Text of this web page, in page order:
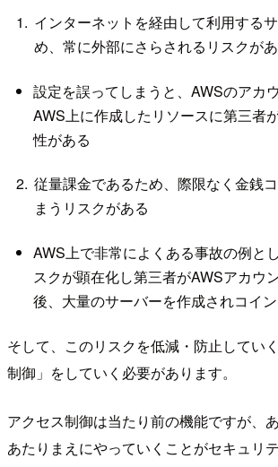
インターネットを経由して利用する
め、常に外部にさらされるリスクが
設定を誤ってしまうと、AWSのアカ
AWS上に作成したリソースに第三者
性がある
従量課金であるため、際限なく金銭
まうリスクがある
AWS上で非常によくある事故の例と
スクが顕在化し第三者がAWSアカウ
後、大量のサーバーを作成されコイ
そして、このリスクを低減・防止してい
制御」をしていく必要があります。
アクセス制御は当たり前の機能ですが、
あたりまえにやっていくことがセキュリテ